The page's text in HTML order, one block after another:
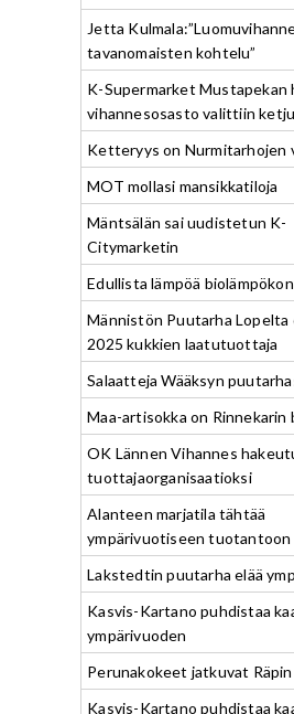
Jetta
tavanomaisten kohtelu”
K-Supermarket Mustapekan
vihannesosasto valittiin
Ketteryys on Nurmitarhojen
MOT mollasi mansikkatiloja
Mäntsälän sai uudistetun K-
Citymarketin
Edullista lämpöä
Männistön Puutarha Lopelta
2025 kukkien laatutuottaja
Salaatteja Wääksyn
Maa-artisokka on Rinnekarin
OK Lännen Vihannes
tuottajaorganisaatioksi
Alanteen marjatila tähtää
ympärivuotiseen tuotantoon
Lakstedtin puutarha elää
Kasvis-Kartano puhdistaa
ympärivuoden
Perunakokeet jatkuvat
Kasvis-Kartano puhdistaa